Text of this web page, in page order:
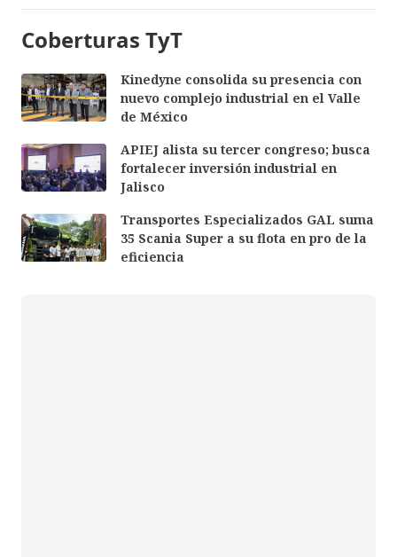
Coberturas TyT
Kinedyne consolida su presencia con
nuevo complejo industrial en el Valle
de México
APIEJ alista su tercer congreso; busca
fortalecer inversión industrial en
Jalisco
Transportes Especializados GAL suma
35 Scania Super a su flota en pro de la
eficiencia